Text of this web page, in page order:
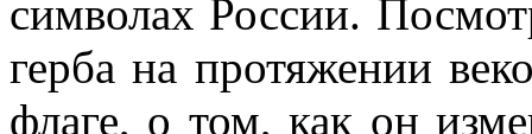
символах России.
герба на протяжении
флаге, о том, как он